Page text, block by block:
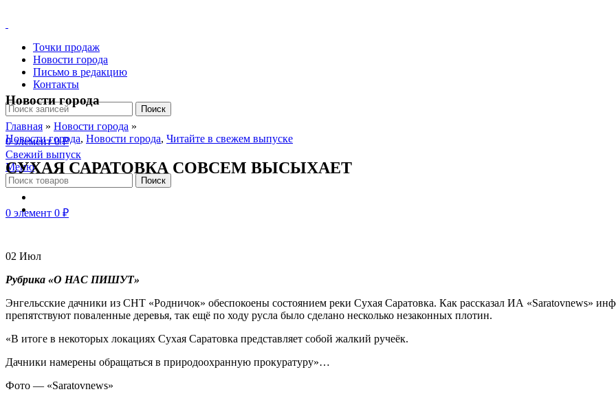
Точки продаж
Новости города
Письмо в редакцию
Контакты
Поиск
0элемент 0₽
Свежий выпуск
Меню
Поиск
0 элемент 0 ₽
Новости города
Главная » Новости города »
Новости города, Новости города, Читайте в свежем выпуске
СУХАЯ САРАТОВКА СОВСЕМ ВЫСЫХАЕТ
02 Июл
Рубрика «О НАС ПИШУТ»
Энгельсские дачники из СНТ «Родничок» обеспокоены состоянием реки Сухая Саратовка. Как рассказал ИА «Saratovnews»
препятствуют поваленные деревья, так ещё по ходу русла было сделано несколько незаконных плотин.
«В итоге в некоторых локациях Сухая Саратовка представляет собой жалкий ручеёк.
Дачники намерены обращаться в природоохранную прокуратуру»…
Фото — «Saratovnews»